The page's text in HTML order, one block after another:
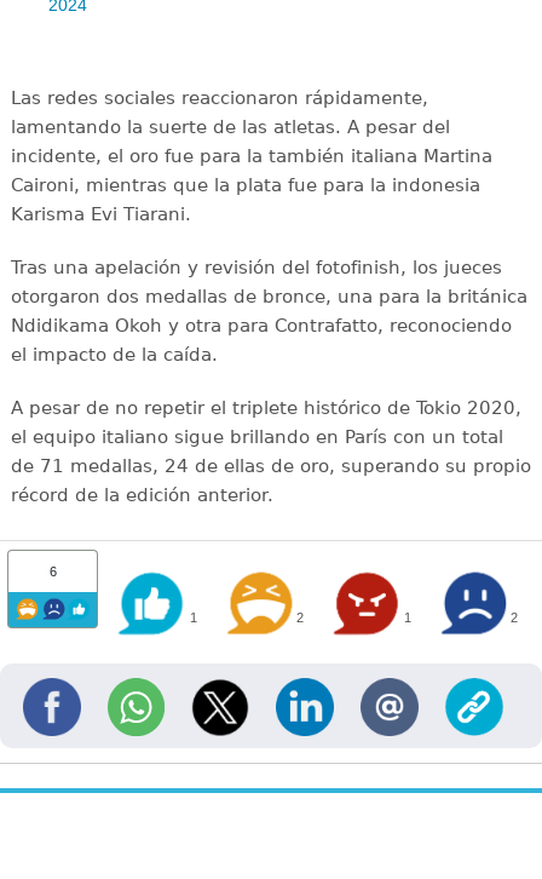
2024
Las redes sociales reaccionaron rápidamente,
lamentando la suerte de las atletas. A pesar del
incidente, el oro fue para la también italiana Martina
Caironi, mientras que la plata fue para la indonesia
Karisma Evi Tiarani.
Tras una apelación y revisión del fotofinish, los jueces
otorgaron dos medallas de bronce, una para la británica
Ndidikama Okoh y otra para Contrafatto, reconociendo
el impacto de la caída.
A pesar de no repetir el triplete histórico de Tokio 2020,
el equipo italiano sigue brillando en París con un total
de 71 medallas, 24 de ellas de oro, superando su propio
récord de la edición anterior.
6
1 2 1 2